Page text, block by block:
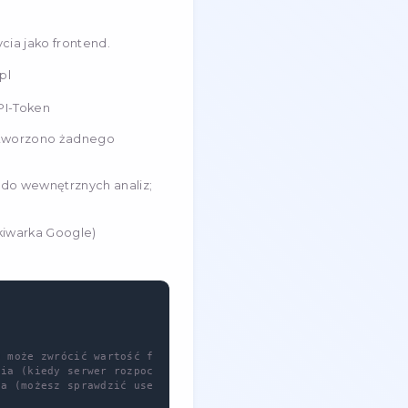
są wykonywane automatycznie. Programistom
obsługiwany: en, ru, uk, pl
być poprzedzony: API-Token
projektu).
użytkownik (np. wyszukiwarka Google)